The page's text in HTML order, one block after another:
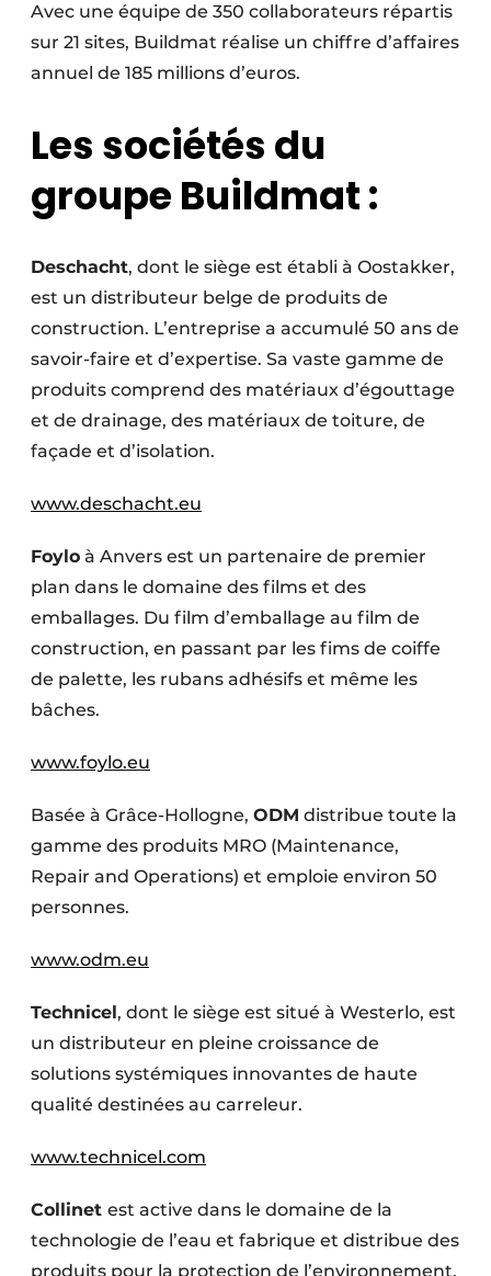
Avec une équipe de 350 collaborateurs répartis
sur 21 sites, Buildmat réalise un chiffre d’affaires
annuel de 185 millions d’euros.
Les sociétés du
groupe Buildmat :
Deschacht, dont le siège est établi à Oostakker,
est un distributeur belge de produits de
construction. L’entreprise a accumulé 50 ans de
savoir-faire et d’expertise. Sa vaste gamme de
produits comprend des matériaux d’égouttage
et de drainage, des matériaux de toiture, de
façade et d’isolation.
www.deschacht.eu
Foylo à Anvers est un partenaire de premier
plan dans le domaine des films et des
emballages. Du film d’emballage au film de
construction, en passant par les fims de coiffe
de palette, les rubans adhésifs et même les
bâches.
www.foylo.eu
Basée à Grâce-Hollogne, ODM distribue toute la
gamme des produits MRO (Maintenance,
Repair and Operations) et emploie environ 50
personnes.
www.odm.eu
Technicel, dont le siège est situé à Westerlo, est
un distributeur en pleine croissance de
solutions systémiques innovantes de haute
qualité destinées au carreleur.
www.technicel.com
Collinet est active dans le domaine de la
technologie de l’eau et fabrique et distribue des
produits pour la protection de l’environnement.